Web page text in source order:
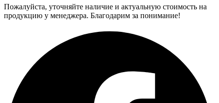
Пожалуйста, уточняйте наличие и актуальную стоимость на
продукцию у менеджера. Благодарим за понимание!